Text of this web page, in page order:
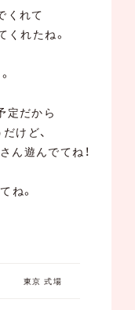
くれて
れたね。
定だから
けど、
ん遊んでてね！
ね。
東京 式場